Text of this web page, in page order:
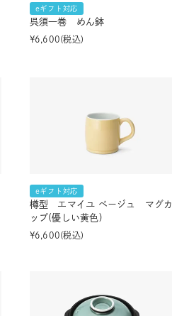
eギフト対応
呉須一巻 めん鉢
¥6,600 税込
eギフト対応
樽型 エマイユ ベージュ マグカ
ップ(優しい黄色)
¥6,600 税込